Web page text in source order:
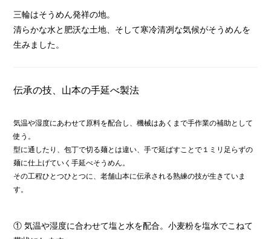
三輪はそうめん発祥の地。
清らかな水と肥沃な土地、そして寒冷清冽な気候がそうめんを
生みました。
伝承の技、山本の手延べ製法
気温や湿度にあわせて原料を配合し、機械はあくまで手作業の補助として
使う。
型に通したり、包丁で切る麺とは違い、手で延ばすことで１ミリ足らずの
麺に仕上げていく手延べそうめん。
その工程ひとつひとつに、老舗山本に伝承される熟練の技が生きていま
す。
① 気温や湿度に合わせて塩と水を配合。小麦粉を塩水でこねて